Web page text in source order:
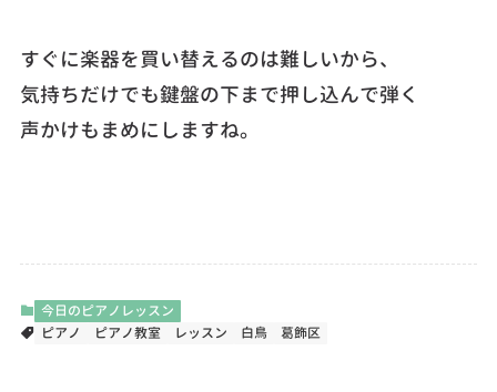
すぐに楽器を買い替えるのは難しいから、
気持ちだけでも鍵盤の下まで押し込んで弾く
声かけもまめにしますね。
今日のピアノレッスン
ピアノ
ピアノ教室 レッスン 白鳥 葛飾区